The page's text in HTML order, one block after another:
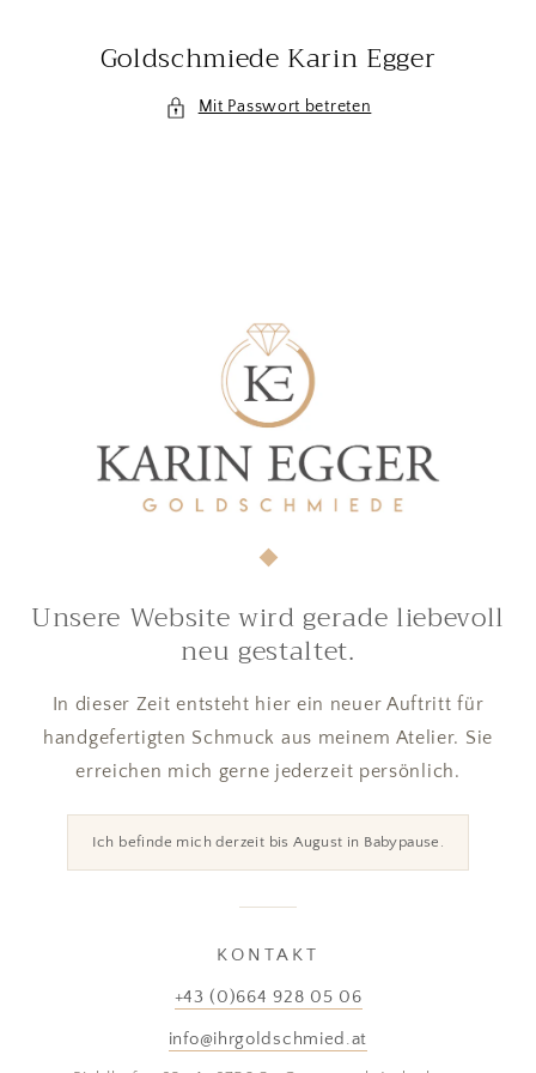
Goldschmiede Karin Egger
Mit Passwort betreten
Unsere Website wird gerade liebevoll
neu gestaltet.
In dieser Zeit entsteht hier ein neuer Auftritt für
handgefertigten Schmuck aus meinem Atelier. Sie
erreichen mich gerne jederzeit persönlich.
Ich befinde mich derzeit bis August in Babypause.
KONTAKT
+43 (0)664 928 05 06
info@ihrgoldschmied.at